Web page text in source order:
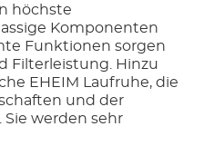
höchste
Komponenten
Funktionen sorgen
Filterleistung. Hinzu
EHEIM Laufruhe, die
und der
werden sehr